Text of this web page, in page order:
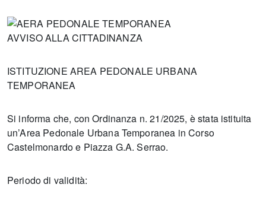
AVVISO ALLA CITTADINANZA
ISTITUZIONE AREA PEDONALE URBANA
TEMPORANEA
Si informa che, con Ordinanza n. 21/2025, è stata istituita
un’Area Pedonale Urbana Temporanea in Corso
Castelmonardo e Piazza G.A. Serrao.
Periodo di validità: